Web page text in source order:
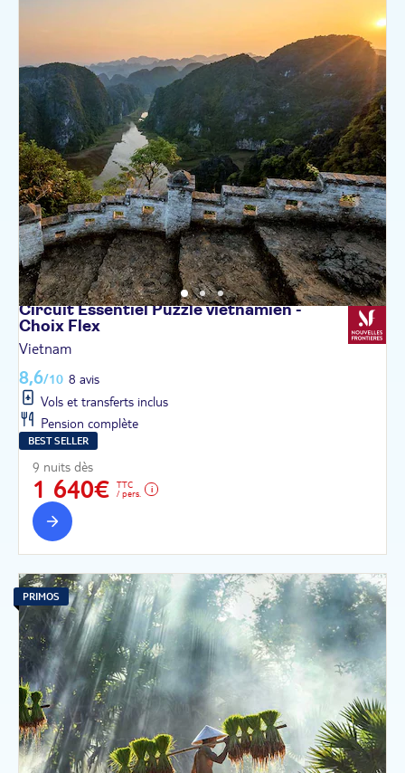
Circuit Essentiel Puzzle vietnamien -
Choix Flex
Vietnam
8,6/10 8 avis
Vols et transferts inclus
Pension complète
BEST SELLER
9 nuits dès
1 640€
TTC
/ pers.
PRIMOS